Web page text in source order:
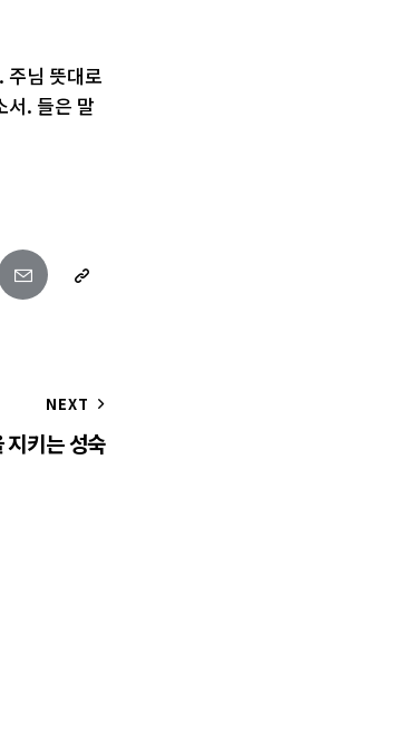
주님 뜻대로
서. 들은 말
NEXT
지키는 성숙